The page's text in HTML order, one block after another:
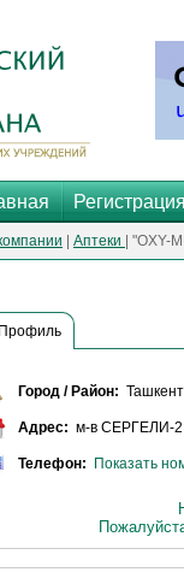
Аптеки | "OXY-
Профиль
Город / Район:
Адрес: м-в СЕРГЕЛИ-
Телефон: Показать